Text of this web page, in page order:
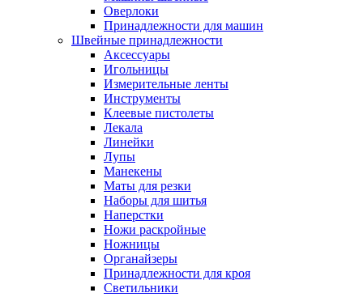
Оверлоки
Принадлежности для машин
Швейные принадлежности
Аксессуары
Игольницы
Измерительные ленты
Инструменты
Клеевые пистолеты
Лекала
Линейки
Лупы
Манекены
Маты для резки
Наборы для шитья
Наперстки
Ножи раскройные
Ножницы
Органайзеры
Принадлежности для кроя
Светильники